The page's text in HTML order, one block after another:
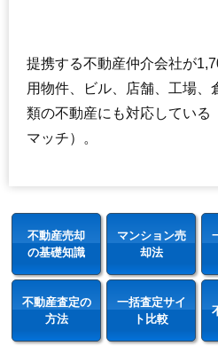
提携する不動産仲介会社が
用物件、ビル、店舗、工場、
類の不動産にも対応している
マッチ）。
不動産売却
の基礎知識
マンション売
却法
不動産査定の
方法
一括査定サイ
ト比較